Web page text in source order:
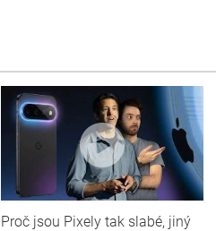
Proč jsou Pixely tak slabé, jiný